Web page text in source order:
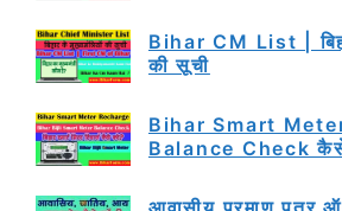
Bihar CM List |
की सूची
Bihar Smart
Balance Check